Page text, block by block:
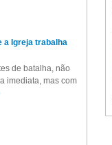
a Igreja trabalha
de batalha, não
imediata, mas com